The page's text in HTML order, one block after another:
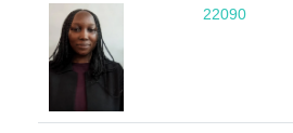
22090